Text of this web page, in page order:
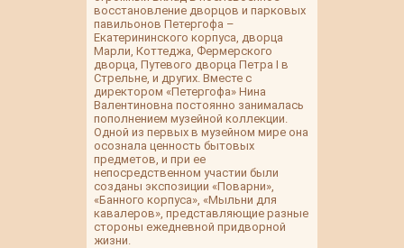
восстановление дворцов и парковых
павильонов Петергофа –
Екатерининского корпуса, дворца
Марли, Коттеджа, Фермерского
дворца, Путевого дворца Петра I в
Стрельне, и других. Вместе с
директором «Петергофа» Нина
Валентиновна постоянно занималась
пополнением музейной коллекции.
Одной из первых в музейном мире она
осознала ценность бытовых
предметов, и при ее
непосредственном участии были
созданы экспозиции «Поварни»,
«Банного корпуса», «Мыльни для
кавалеров», представляющие разные
стороны ежедневной придворной
жизни.